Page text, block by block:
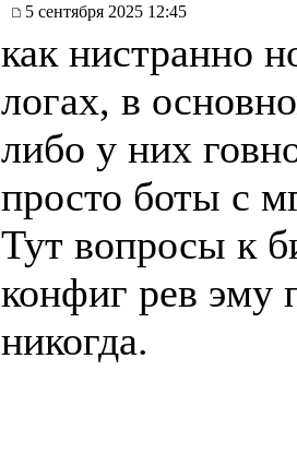
5 сентября 2025 12:45
как нистранно
логах, в
либо у них
просто боты с
Тут вопросы к
конфиг рев эму
никогда.